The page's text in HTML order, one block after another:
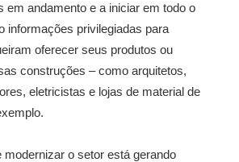
em andamento e a iniciar em todo o
informações privilegiadas para
oferecer seus produtos ou
construções – como arquitetos,
eletricistas e lojas de material de
modernizar o setor está gerando